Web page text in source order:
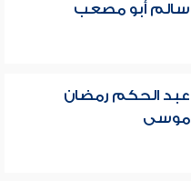
سالم أبو مصعب
عبد الحكم رمضان
موسى